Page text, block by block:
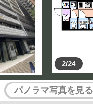
2/24
パノラマ写真を見る